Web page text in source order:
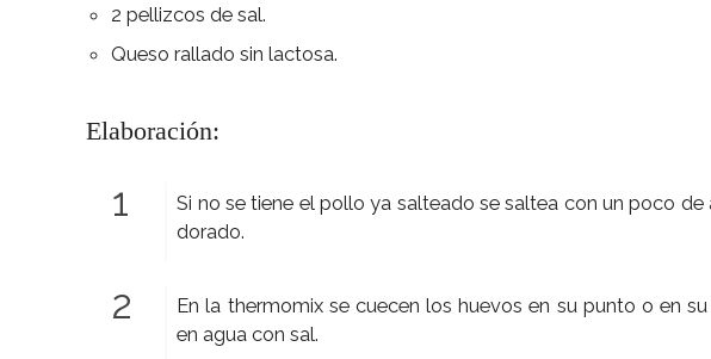
2 pellizcos de sal.
Queso rallado sin lactosa.
Elaboración:
Si no se tiene el pollo ya salteado se saltea con un poco
dorado.
En la thermomix se cuecen los huevos en su punto o en
en agua con sal.